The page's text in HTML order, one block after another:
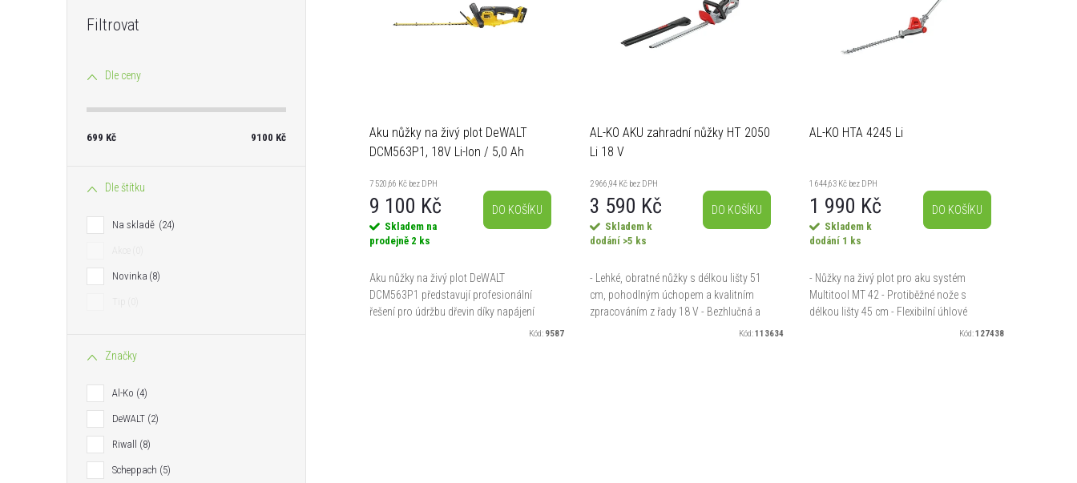
Dle ceny
699 Kč 9100 Kč
Dle štítku
Na skladě 24
Novinka 8
Značky
Al-Ko 4
DeWALT 2
Riwall 8
Scheppach 5
Aku nůžky na živý plot DeWALT
DCM563P1, 18V Li-Ion / 5,0 Ah
7 520,66 Kč bez DPH
9 100 Kč
Skladem na
prodejně 2 ks
DO KOŠÍKU
Aku nůžky na živý plot DeWALT
DCM563P1 představují profesionální
řešení pro údržbu dřevin díky napájení
18V Li-Ion akumulátorem s kapacitouKód: 9587
AL-KO AKU zahradní nůžky HT 2050
Li 18 V
2 966,94 Kč bez DPH
3 590 Kč
Skladem k
dodání >5 ks
DO KOŠÍKU
- Lehké, obratné nůžky s délkou lišty 51
cm, pohodlným úchopem a kvalitním
zpracováním z řady 18 V - Bezhlučná a
Kód:113634
AL-KO HTA 4245 Li
1 644,63 Kč bez DPH
1 990 Kč
Skladem k
dodání 1 ks
DO KOŠÍKU
- Nůžky na živý plot pro aku systém
Multitool MT 42 - Protiběžné nože s
délkou lišty 45 cm - Flexibilní úhlové
nastavení žací hlavy – pracovní radius
Kód:127438